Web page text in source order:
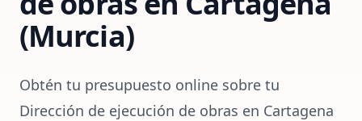
(Murcia)
Obtén tu presupuesto online sobre tu
Dirección de ejecución de obras en Cartagena